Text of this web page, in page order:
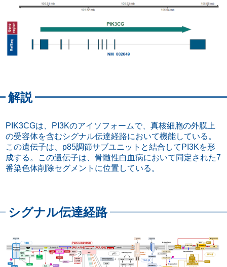
解説
PIK3CGは、PI3Kのアイソフォームで、真核細胞の外膜上
の受容体を含むシグナル伝達経路において機能している。
この遺伝子は、p85調節サブユニットと結合してPI3Kを形
成する。この遺伝子は、骨髄性白血病において同定された7
番染色体削除セグメントに位置している。
シグナル伝達経路